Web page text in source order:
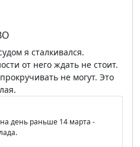
я сталкивался.
от него ждать не стоит.
не могут. Это
день раньше 14 марта -